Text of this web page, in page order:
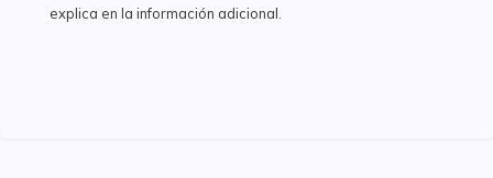
explica en la información adicional.